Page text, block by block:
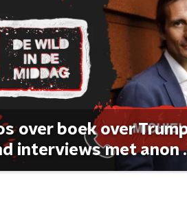
over boek over
interviews met anon